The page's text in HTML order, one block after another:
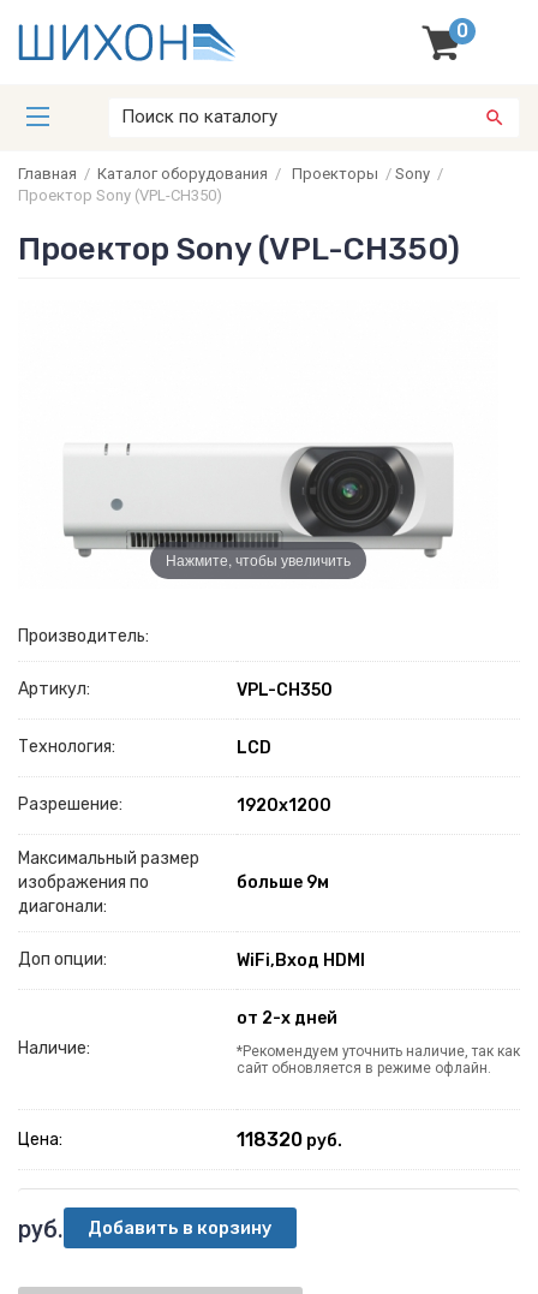
0
Главная / Каталог оборудования / Проекторы / Sony /
Проектор Sony (VPL-CH350)
Проектор Sony (VPL-CH350)
Нажмите, чтобы увеличить
Производитель:
Артикул: VPL-CH350
Технология: LCD
Разрешение: 1920х1200
Максимальный размер
изображения по
диагонали:
больше 9м
Доп опции: WiFi,Вход HDMI
Наличие:
от 2-х дней
*Рекомендуем уточнить наличие, так как
сайт обновляется в режиме офлайн.
Цена: 118320 руб.
руб.